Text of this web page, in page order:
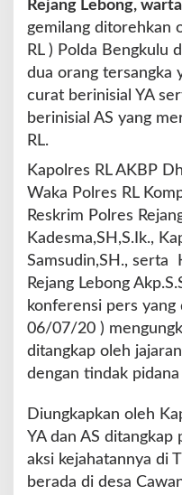
P
o
a
B
e
k
u
l
T
a
n
g
a
p
P
l
k
u
C
Rejang Lebong,
gemilang ditorehkan
RL ) Polda Bengkulu
dua orang tersangka
curat berinisial YA
berinisial AS yang
RL.
Kapolres RL AKBP
Waka Polres RL
Reskrim Polres
Kadesma,SH,S.Ik.,
Samsudin,SH., serta
Rejang Lebong
konferensi pers yang
06/07/20 )
ditangkap oleh
dengan tindak
Diungkapkan oleh
YA dan AS ditangkap
aksi kejahatannya di
berada di desa